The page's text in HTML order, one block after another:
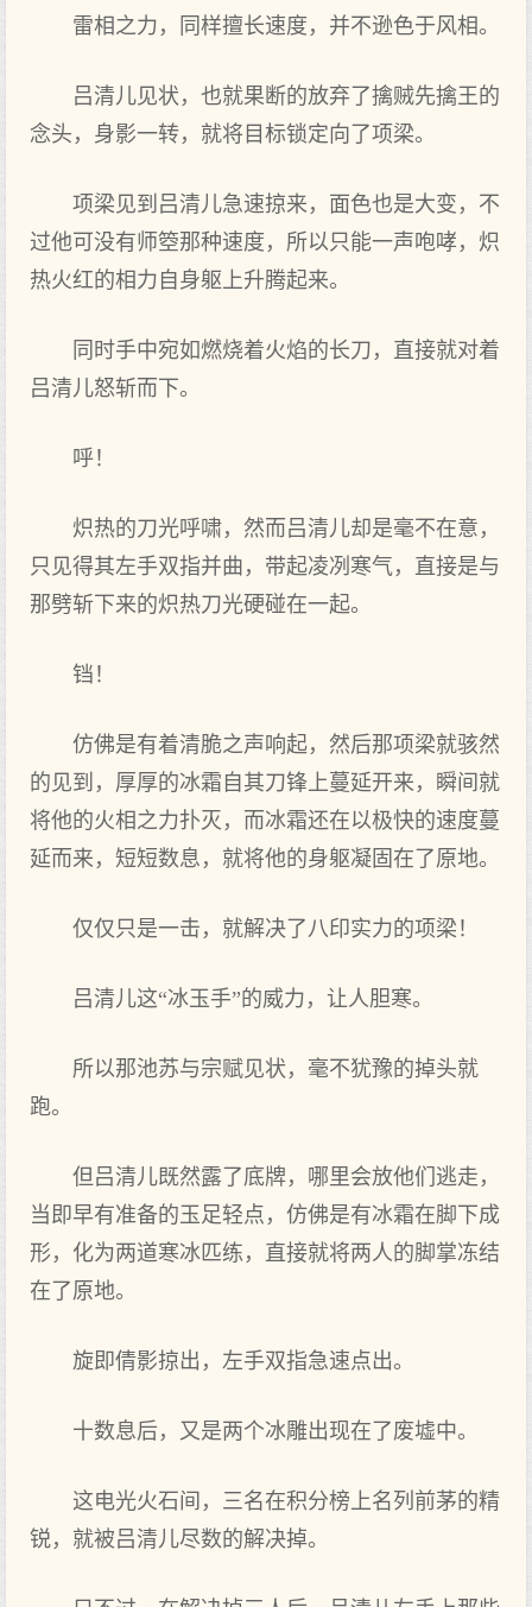
雷相之力，同样擅长速度，并不逊色于风相。
吕清儿见状，也就果断的放弃了擒贼先擒王的
念头，身影一转，就将目标锁定向了项梁。
项梁见到吕清儿急速掠来，面色也是大变，不
过他可没有师箜那种速度，所以只能一声咆哮，炽
热火红的相力自身躯上升腾起来。
同时手中宛如燃烧着火焰的长刀，直接就对着
吕清儿怒斩而下。
呼！
炽热的刀光呼啸，然而吕清儿却是毫不在意，
只见得其左手双指并曲，带起凌冽寒气，直接是与
那劈斩下来的炽热刀光硬碰在一起。
铛！
仿佛是有着清脆之声响起，然后那项梁就骇然
的见到，厚厚的冰霜自其刀锋上蔓延开来，瞬间就
将他的火相之力扑灭，而冰霜还在以极快的速度蔓
延而来，短短数息，就将他的身躯凝固在了原地。
仅仅只是一击，就解决了八印实力的项梁！
吕清儿这“冰玉手”的威力，让人胆寒。
所以那池苏与宗赋见状，毫不犹豫的掉头就
跑。
但吕清儿既然露了底牌，哪里会放他们逃走，
当即早有准备的玉足轻点，仿佛是有冰霜在脚下成
形，化为两道寒冰匹练，直接就将两人的脚掌冻结
在了原地。
旋即倩影掠出，左手双指急速点出。
十数息后，又是两个冰雕出现在了废墟中。
这电光火石间，三名在积分榜上名列前茅的精
锐，就被吕清儿尽数的解决掉。